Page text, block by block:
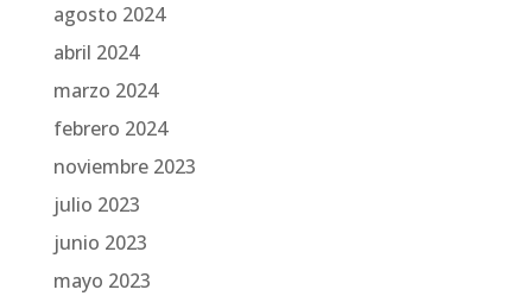
agosto 2024
abril 2024
marzo 2024
febrero 2024
noviembre 2023
julio 2023
junio 2023
mayo 2023